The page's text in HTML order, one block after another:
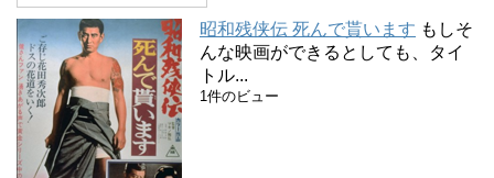
昭和残侠伝 死んで貰います もしそ
んな映画ができるとしても、タイ
トル...
1件のビュー